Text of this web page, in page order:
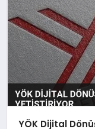
YÖK Dijital